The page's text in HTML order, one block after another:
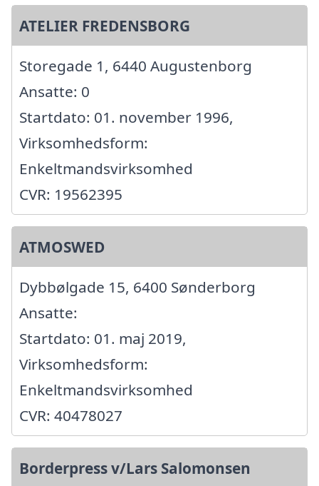
ATELIER FREDENSBORG
Storegade 1, 6440 Augustenborg
Ansatte: 0
Startdato: 01. november 1996,
Virksomhedsform:
Enkeltmandsvirksomhed
CVR: 19562395
ATMOSWED
Dybbølgade 15, 6400 Sønderborg
Ansatte:
Startdato: 01. maj 2019,
Virksomhedsform:
Enkeltmandsvirksomhed
CVR: 40478027
Borderpress v/Lars Salomonsen